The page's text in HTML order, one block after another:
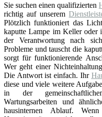
Sie suchen einen qualifizierten
richtig auf unserem
Plötzlich funktioniert das
kaputte Lampe im Keller oder
der Verantwortung nach
Probleme und tauscht die
sorgt für funktionierende
Wer geht einer
Die Antwort ist einfach. Ihr
diese und viele weitere
in der
Wartungsarbeiten und
hausinternen Ablauf.